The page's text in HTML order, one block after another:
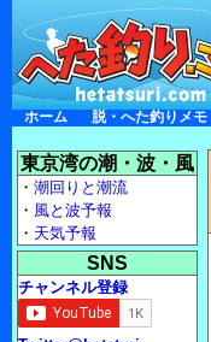
ホーム 脱・へた釣りメモ
東京湾の潮・波・風
・ 潮回りと潮流
・ 風と波予報
・ 天気予報
SNS
チャンネル登録